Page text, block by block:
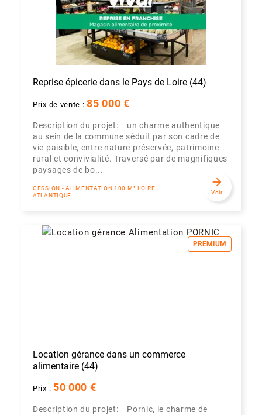
Reprise épicerie dans le Pays de Loire (44)
Prix de vente :85 000 €
Description du projet: un charme authentique
au sein de la commune séduit par son cadre de
vie paisible, entre nature préservée, patrimoine
rural et convivialité. Traversé par de magnifiques
paysages de bo...
CESSION - ALIMENTATION 100 M² LOIRE
ATLANTIQUE
arrow_forward
Voir
PREMIUM
Location gérance dans un commerce
alimentaire (44)
Prix : 50 000 €
Description du projet: Pornic, le charme de